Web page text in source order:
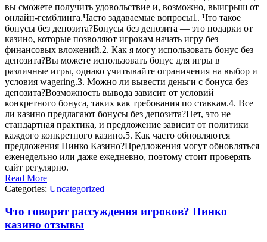
вы сможете получить удовольствие и, возможно, выигрыш от
онлайн-гемблинга.Часто задаваемые вопросы1. Что такое
бонусы без депозита?Бонусы без депозита — это подарки от
казино, которые позволяют игрокам начать игру без
финансовых вложений.2. Как я могу использовать бонус без
депозита?Вы можете использовать бонус для игры в
различные игры, однако учитывайте ограничения на выбор и
условия wagering.3. Можно ли вывести деньги с бонуса без
депозита?Возможность вывода зависит от условий
конкретного бонуса, таких как требования по ставкам.4. Все
ли казино предлагают бонусы без депозита?Нет, это не
стандартная практика, и предложение зависит от политики
каждого конкретного казино.5. Как часто обновляются
предложения Пинко Казино?Предложения могут обновляться
еженедельно или даже ежедневно, поэтому стоит проверять
сайт регулярно.
Read More
Categories: Uncategorized
Что говорят рассуждения игроков? Пинко
казино отзывы